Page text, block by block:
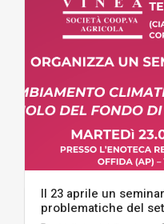
Il 23 aprile un
problematiche del